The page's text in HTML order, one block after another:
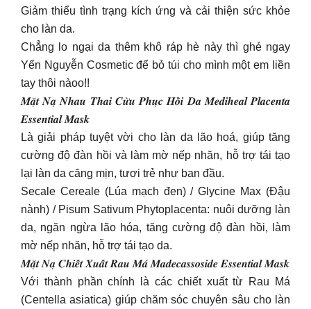
Giảm thiểu tình trạng kích ứng và cải thiện sức khỏe
cho làn da.
Chẳng lo ngại da thêm khô ráp hè này thì ghé ngay
Yến Nguyễn Cosmetic để bỏ túi cho mình một em liền
tay thôi nàoo!!
𝑴𝒂̣̆𝒕 𝑵𝒂̣ 𝑵𝒉𝒂𝒖 𝑻𝒉𝒂𝒊 𝑪𝒖̛̀𝒖 𝑷𝒉𝒖̣𝒄 𝑯𝒐̂̀𝒊 𝑫𝒂 𝑴𝒆𝒅𝒊𝒉𝒆𝒂𝒍 𝑷𝒍𝒂𝒄𝒆𝒏𝒕𝒂
𝑬𝒔𝒔𝒆𝒏𝒕𝒊𝒂𝒍 𝑴𝒂𝒔𝒌
Là giải pháp tuyệt vời cho làn da lão hoá, giúp tăng
cường độ đàn hồi và làm mờ nếp nhăn, hỗ trợ tái tạo
lại làn da căng mịn, tươi trẻ như ban đầu.
Secale Cereale (Lúa mạch đen) / Glycine Max (Đậu
nành) / Pisum Sativum Phytoplacenta: nuôi dưỡng làn
da, ngăn ngừa lão hóa, tăng cường độ đàn hồi, làm
mờ nếp nhăn, hỗ trợ tái tạo da.
𝑴𝒂̣̆𝒕 𝑵𝒂̣ 𝑪𝒉𝒊𝒆̂́𝒕 𝑿𝒖𝒂̂́𝒕 𝑹𝒂𝒖 𝑴𝒂́ 𝑴𝒂𝒅𝒆𝒄𝒂𝒔𝒔𝒐𝒔𝒊𝒅𝒆 𝑬𝒔𝒔𝒆𝒏𝒕𝒊𝒂𝒍 𝑴𝒂𝒔𝒌
Với thành phần chính là các chiết xuất từ Rau Má
(Centella asiatica) giúp chăm sóc chuyên sâu cho làn